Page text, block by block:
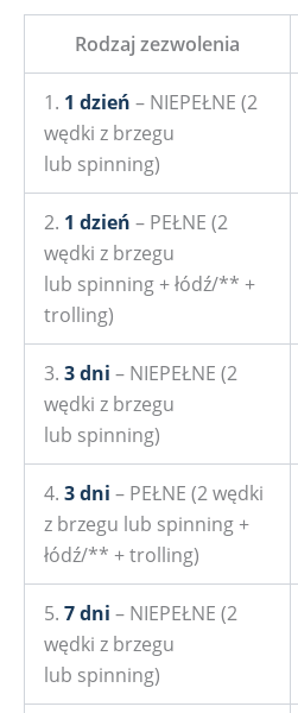
Rodzaj zezwolenia
1. 1 dzień – NIEPEŁNE (2
wędki z brzegu
lub spinning)
2. 1 dzień – PEŁNE (2
wędki z brzegu
lub spinning + łódź/** +
trolling)
3. 3 dni – NIEPEŁNE (2
wędki z brzegu
lub spinning)
4. 3 dni – PEŁNE (2 wędki
z brzegu lub spinning +
łódź/** + trolling)
5. 7 dni – NIEPEŁNE (2
wędki z brzegu
lub spinning)